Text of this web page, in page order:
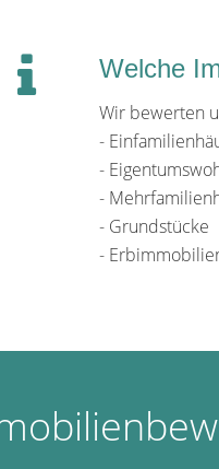
Welche
Wir bewerten
-
-
-
- Grundstücke
-